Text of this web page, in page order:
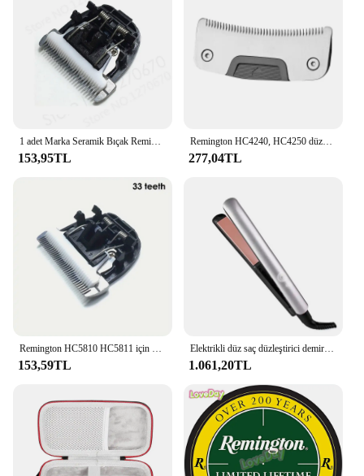
1 adet Marka Seramik Bıçak Remington HC5810 HC5811 BaoRun X7 P2 P6 P9 S1 Yedek Bıçak Elektrikli Saç Kesme Makinesi Giyotin Kesici Kafa
153,95TL
Remington HC4240, HC4250 düzeltici saç makasları, kısayol, kendi kendine saç kesimi kiti ile uyumlu profesyonel yedek bıçak…
277,04TL
Remington HC5810 HC5811 için 1 adet seramik bıçak yedek bıçak BaoRun P2 P6 P9 S1 evcil hayvan kırkma makası saç düzeltici kesici kafa 24/33 diş
153,59TL
Elektrikli düz saç düzleştirici demir değnek seramik düzleştirici tarzı ipeksi sıcak pres düzleştirici Salon stil düz Crimple
1.061,20TL